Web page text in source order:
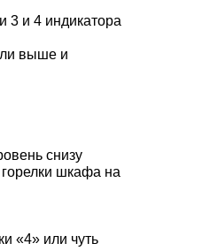
3 и 4 индикатора
выше и
снизу
шкафа на
«4» или чуть